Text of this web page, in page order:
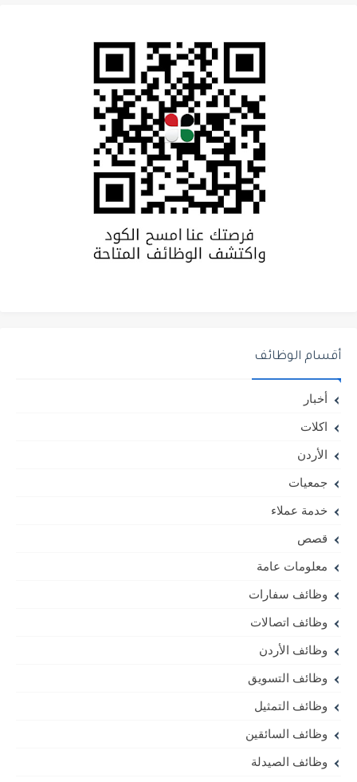
أقسام الوظائف
أخبار
اكلات
الأردن
جمعيات
خدمة عملاء
قصص
معلومات عامة
وظائف سفارات
وظائف اتصالات
وظائف الأردن
وظائف التسويق
وظائف التمثيل
وظائف السائقين
وظائف الصيدلة